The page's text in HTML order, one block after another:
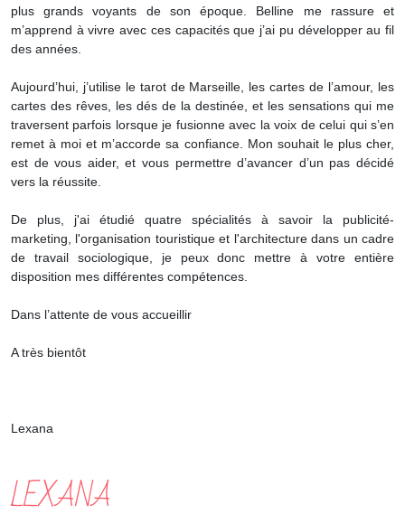
plus grands voyants de son époque. Belline me rassure et
m’apprend à vivre avec ces capacités que j’ai pu développer au fil
des années.
Aujourd’hui, j’utilise le tarot de Marseille, les cartes de l’amour, les
cartes des rêves, les dés de la destinée, et les sensations qui me
traversent parfois lorsque je fusionne avec la voix de celui qui s’en
remet à moi et m’accorde sa confiance. Mon souhait le plus cher,
est de vous aider, et vous permettre d’avancer d’un pas décidé
vers la réussite.
De plus, j'ai étudié quatre spécialités à savoir la publicité-
marketing, l'organisation touristique et l'architecture dans un cadre
de travail sociologique, je peux donc mettre à votre entière
disposition mes différentes compétences.
Dans l’attente de vous accueillir
A très bientôt
Lexana
LEXANA